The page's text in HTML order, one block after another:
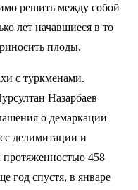
решить между собой
лет начавшиеся в то
плоды.
с туркменами.
Назарбаев
о демаркации
делимитации и
458
год спустя, в январе